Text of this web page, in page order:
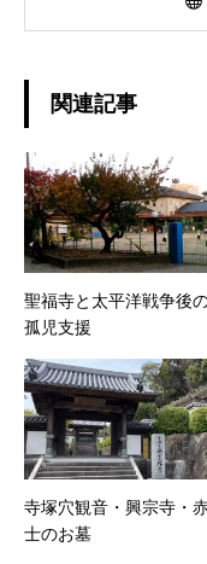
け
関連記事
聖福寺と太平洋戦争後
孤児支援
寺塚穴観音・興宗寺・
士のお墓